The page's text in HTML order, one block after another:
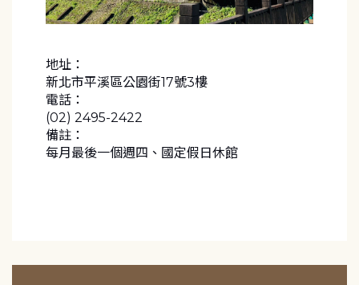
地址：
新北市平溪區公園街17號3樓
電話：
(02) 2495-2422
備註：
每月最後一個週四、國定假日休館